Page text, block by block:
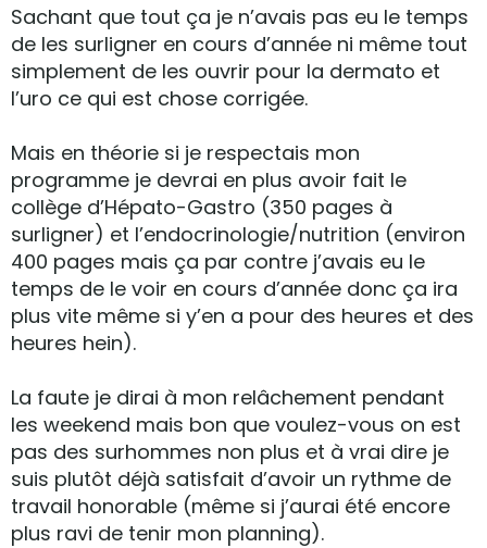
Sachant que tout ça je n’avais pas eu le temps
de les surligner en cours d’année ni même tout
simplement de les ouvrir pour la dermato et
l’uro ce qui est chose corrigée.
Mais en théorie si je respectais mon
programme je devrai en plus avoir fait le
collège d’Hépato-Gastro (350 pages à
surligner) et l’endocrinologie/nutrition (environ
400 pages mais ça par contre j’avais eu le
temps de le voir en cours d’année donc ça ira
plus vite même si y’en a pour des heures et des
heures hein).
La faute je dirai à mon relâchement pendant
les weekend mais bon que voulez-vous on est
pas des surhommes non plus et à vrai dire je
suis plutôt déjà satisfait d’avoir un rythme de
travail honorable (même si j’aurai été encore
plus ravi de tenir mon planning).